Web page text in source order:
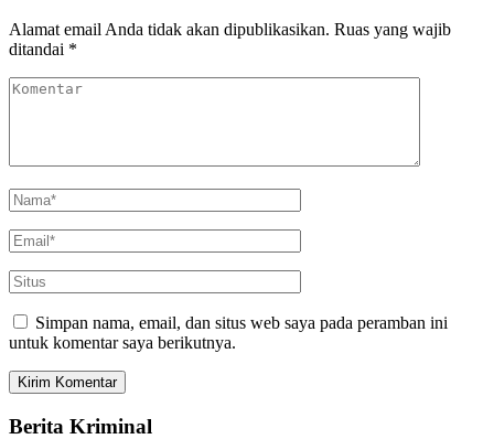
Alamat email Anda tidak akan dipublikasikan. Ruas yang wajib
ditandai *
Simpan nama, email, dan situs web saya pada peramban ini
untuk komentar saya berikutnya.
Berita Kriminal